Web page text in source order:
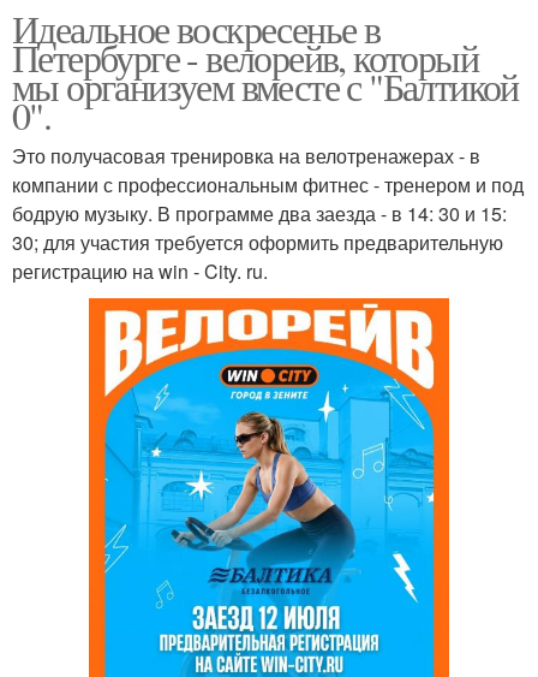
Идеальное воскресенье в
Петербурге - велорейв, который
мы организуем вместе с "Балтикой
0".
Это получасовая тренировка на велотренажерах - в
компании с профессиональным фитнес - тренером и под
бодрую музыку. В программе два заезда - в 14: 30 и 15:
30; для участия требуется оформить предварительную
регистрацию на win - City. ru.